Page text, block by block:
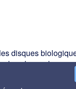
disques
dans lesquels un
Clarification